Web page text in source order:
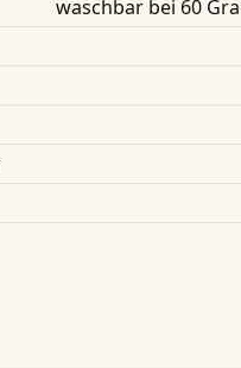
waschbar bei 60